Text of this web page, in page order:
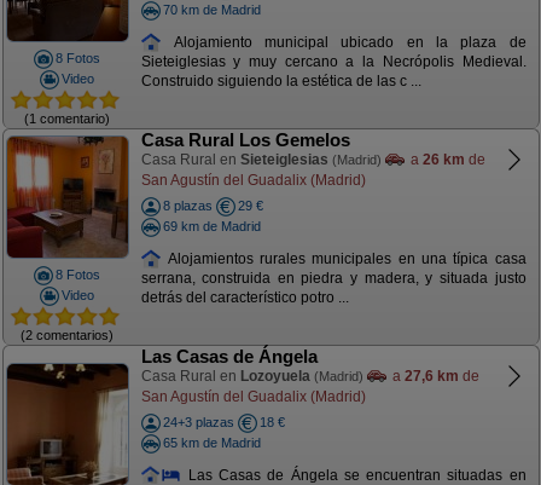
8 Fotos
Video
(1 comentario)
70 km de Madrid
Alojamiento municipal ubicado en la plaza de
Sieteiglesias y muy cercano a la Necrópolis Medieval.
Construido siguiendo la estética de las c ...
8 Fotos
Video
(2 comentarios)
Casa Rural Los Gemelos
Casa Rural en Sieteiglesias (Madrid) a 26 km de
San Agustín del Guadalix (Madrid)
8 plazas
29 €
69 km de Madrid
Alojamientos rurales municipales en una típica casa
serrana, construida en piedra y madera, y situada justo
detrás del característico potro ...
Las Casas de Ángela
Casa Rural en Lozoyuela (Madrid) a 27,6 km de
San Agustín del Guadalix (Madrid)
24+3 plazas
18 €
65 km de Madrid
Las Casas de Ángela se encuentran situadas en